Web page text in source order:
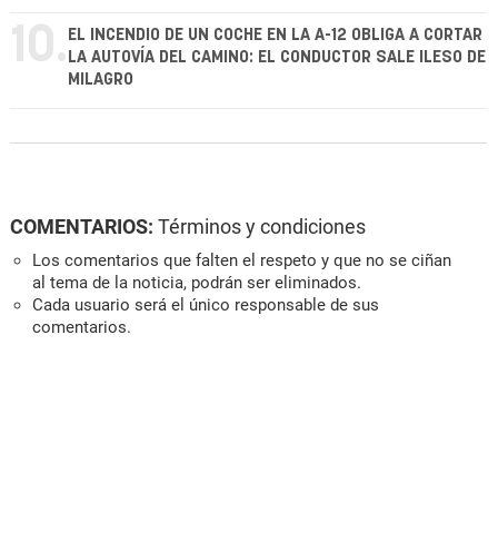
10. EL INCENDIO DE UN COCHE EN LA A-12 OBLIGA A CORTAR
LA AUTOVÍA DEL CAMINO: EL CONDUCTOR SALE ILESO DE
MILAGRO
COMENTARIOS: Términos y condiciones
Los comentarios que falten el respeto y que no se ciñan
al tema de la noticia, podrán ser eliminados.
Cada usuario será el único responsable de sus
comentarios.